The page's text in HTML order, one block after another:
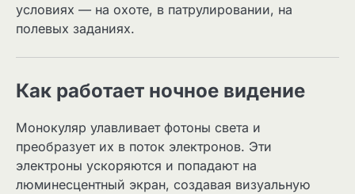
условиях — на охоте, в патрулировании, на
полевых заданиях.
Как работает ночное видение
Монокуляр улавливает фотоны света и
преобразует их в поток электронов. Эти
электроны ускоряются и попадают на
люминесцентный экран, создавая визуальную